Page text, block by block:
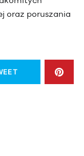
oraz poruszania